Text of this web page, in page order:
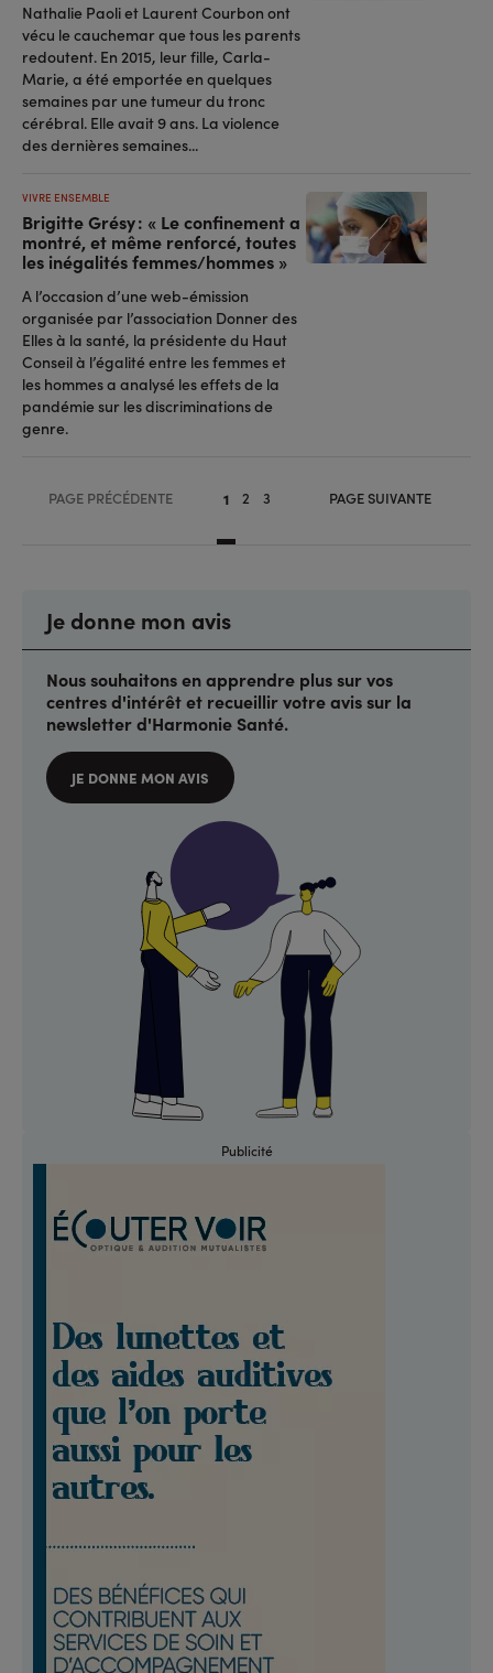
Nathalie Paoli et Laurent Courbon ont
vécu le cauchemar que tous les parents
redoutent. En 2015, leur fille, Carla-
Marie, a été emportée en quelques
semaines par une tumeur du tronc
cérébral. Elle avait 9 ans. La violence
des dernières semaines...
Brigitte Grésy : « Le confinement a
montré, et même renforcé, toutes
les inégalités femmes/hommes »
VIVRE ENSEMBLE
A l’occasion d’une web-émission
organisée par l’association Donner des
Elles à la santé, la présidente du Haut
Conseil à l’égalité entre les femmes et
les hommes a analysé les effets de la
pandémie sur les discriminations de
genre.
PAGE PRÉCÉDENTE
Page
1 Page
2 Page
3 PAGE SUIVANTE
Je donne mon avis
Nous souhaitons en apprendre plus sur vos
centres d'intérêt et recueillir votre avis sur la
newsletter d'Harmonie Santé.
JE DONNE MON AVIS
Publicité